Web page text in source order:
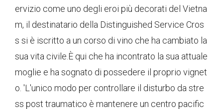
ervizio come uno degli eroi più decorati del Vietna
m, il destinatario della Distinguished Service Cros
s si è iscritto a un corso di vino che ha cambiato la
sua vita civile.È qui che ha incontrato la sua attuale
moglie e ha sognato di possedere il proprio vignet
o. 'L'unico modo per controllare il disturbo da stre
ss post traumatico è mantenere un centro pacific